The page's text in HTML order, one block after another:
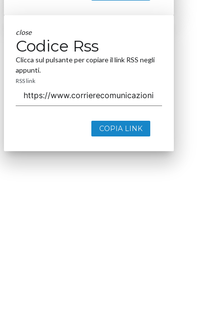
close
Codice Rss
Clicca sul pulsante per copiare il link RSS negli
appunti.
RSS link
COPIA LINK